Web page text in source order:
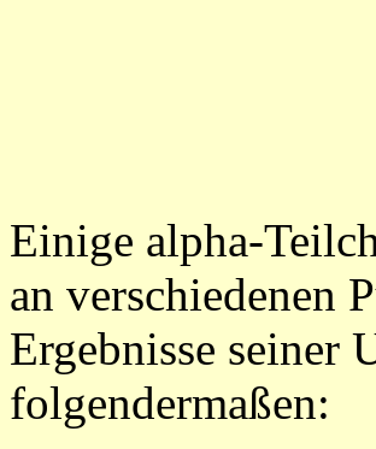
Einige alpha-
an verschiedenen
Ergebnisse seiner
folgendermaßen: